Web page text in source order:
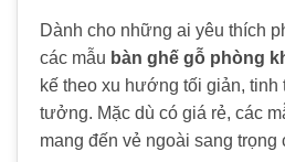
Dành cho những ai yêu thích
các mẫu bàn ghế gỗ phòng
kế theo xu hướng tối giản,
tưởng. Mặc dù có giá rẻ, các
mang đến vẻ ngoài sang trọng